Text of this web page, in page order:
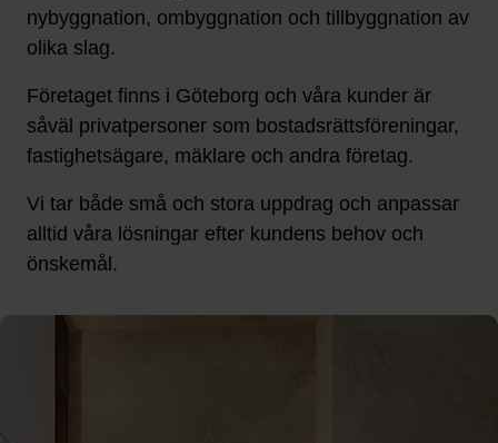
nybyggnation, ombyggnation och tillbyggnation av
olika slag.
Företaget finns i Göteborg och våra kunder är
såväl privatpersoner som bostadsrättsföreningar,
fastighetsägare, mäklare och andra företag.
Vi tar både små och stora uppdrag och anpassar
alltid våra lösningar efter kundens behov och
önskemål.